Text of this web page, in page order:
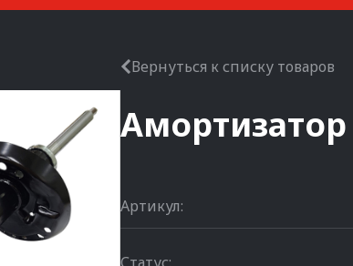
Вернуться к списку товаров
Артикул: